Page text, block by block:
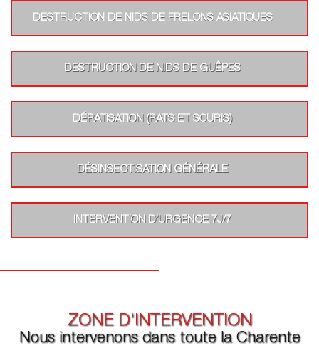
DESTRUCTION DE NIDS DE FRELONS ASIATIQUES
DESTRUCTION DE NIDS DE GUÊPES
DÉRATISATION (RATS ET SOURIS)
DÉSINSECTISATION GÉNÉRALE
INTERVENTION D’URGENCE 7J/7
ZONE D'INTERVENTION
Nous intervenons dans toute la Charente